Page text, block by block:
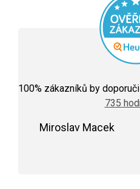
100% zákazníků by
735
Miroslav Macek